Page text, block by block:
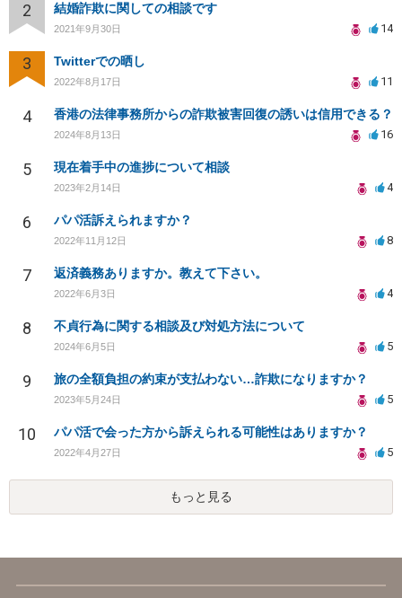
2 結婚詐欺に関しての相談です
2021年9月30日 14
3 Twitterでの晒し
2022年8月17日 11
4 香港の法律事務所からの詐欺被害回復の誘いは信用できる？
2024年8月13日 16
5 現在着手中の進捗について相談
2023年2月14日 4
6 パパ活訴えられますか？
2022年11月12日 8
7 返済義務ありますか。教えて下さい。
2022年6月3日 4
8 不貞行為に関する相談及び対処方法について
2024年6月5日 5
9 旅の全額負担の約束が支払わない…詐欺になりますか？
2023年5月24日 5
10 パパ活で会った方から訴えられる可能性はありますか？
2022年4月27日 5
もっと見る